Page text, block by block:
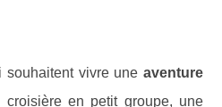
vivre une aventure
en petit groupe, une